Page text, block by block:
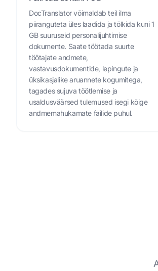
DocTranslator võimaldab teil ilma
piiranguteta üles laadida ja tõlkida kuni 1
GB suuruseid personalijuhtimise
dokumente. Saate töötada suurte
töötajate andmete,
vastavusdokumentide, lepingute ja
üksikasjalike aruannete kogumitega,
tagades sujuva töötlemise ja
usaldusväärsed tulemused isegi kõige
andmemahukamate failide puhul.